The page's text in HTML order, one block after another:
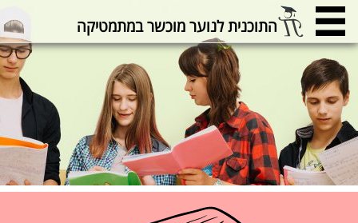
התוכנית לנוער מוכשר במתמטיקה